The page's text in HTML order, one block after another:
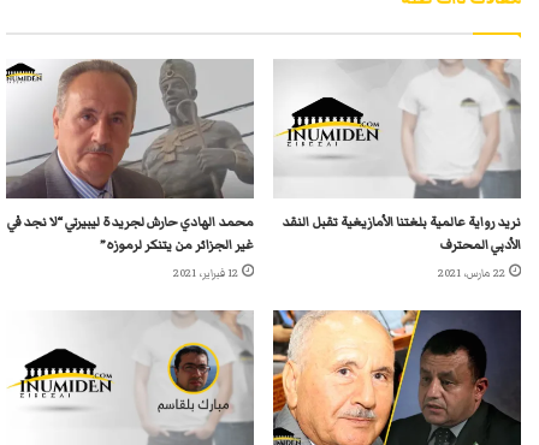
نريد رواية عالمية بلغتنا الأمازيغية تقبل النقد
الأدبي المحترف
22 مارس، 2021
محمد الهادي حارش لجريدة ليبيرتي “لا نجد في
غير الجزائر من يتنكر لرموزه”
12 فبراير، 2021